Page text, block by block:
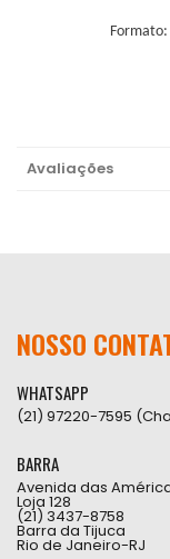
Avaliações
NOSSO
WHATSAPP
(21) 97220-7595
BARRA
Avenida das
Loja 128
(21) 3437-8758
Barra da Tijuca
Rio de Janeiro-RJ